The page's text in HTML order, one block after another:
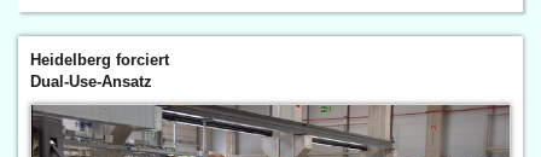
Heidelberg forciert
Dual-Use-Ansatz